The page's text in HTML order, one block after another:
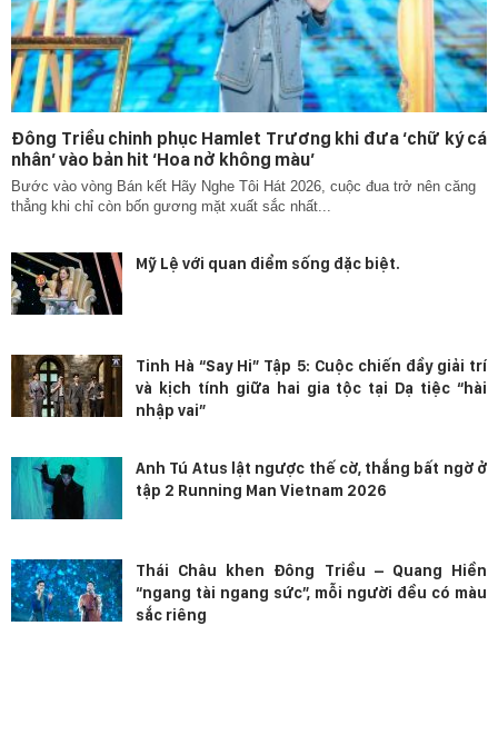
Đông Triều chinh phục Hamlet Trương khi đưa ‘chữ ký cá
nhân’ vào bản hit ‘Hoa nở không màu’
Bước vào vòng Bán kết Hãy Nghe Tôi Hát 2026, cuộc đua trở nên căng
thẳng khi chỉ còn bốn gương mặt xuất sắc nhất...
Mỹ Lệ với quan điểm sống đặc biệt.
Tinh Hà “Say Hi” Tập 5: Cuộc chiến đầy giải trí
và kịch tính giữa hai gia tộc tại Dạ tiệc “hài
nhập vai”
Anh Tú Atus lật ngược thế cờ, thắng bất ngờ ở
tập 2 Running Man Vietnam 2026
Thái Châu khen Đông Triều – Quang Hiền
“ngang tài ngang sức”, mỗi người đều có màu
sắc riêng